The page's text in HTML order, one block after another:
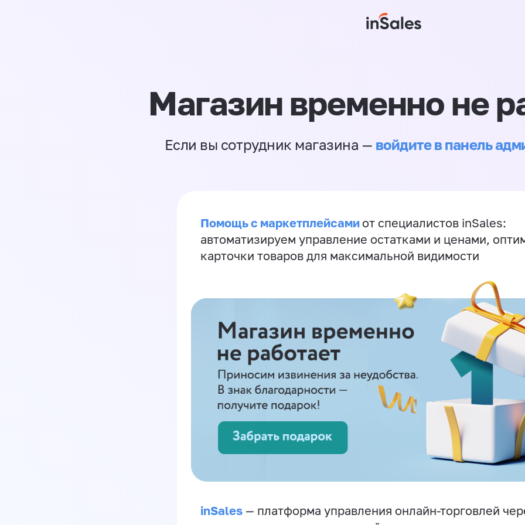
Магазин временно не
Если вы сотрудник магазина — войдите в панель
Помощь с маркетплейсами от специалистов inSales:
автоматизируем управление остатками и ценами,
карточки товаров для максимальной видимости
inSales — платформа управления онлайн-торговлей